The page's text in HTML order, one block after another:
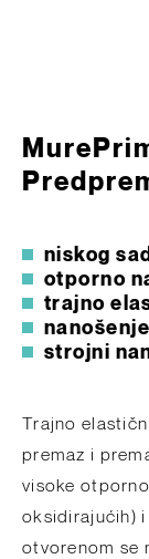
niskog
otporno
trajno
strojni
Trajno
premaz i
visoke
oksidirajućih)
otvorenom se